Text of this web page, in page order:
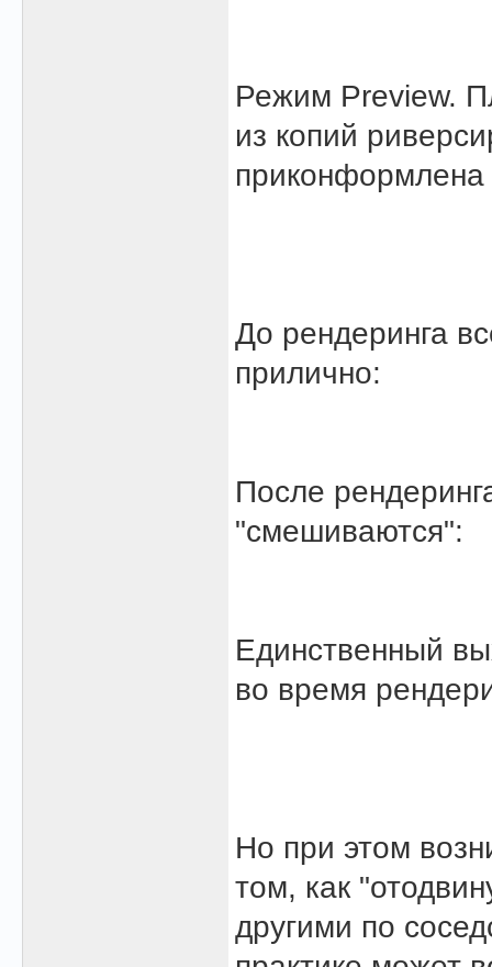
Режим Preview.
из копий
приконформлена
До рендеринга
прилично:
После
"смешиваются":
Единственный
во время
Но при этом
том, как
другими по